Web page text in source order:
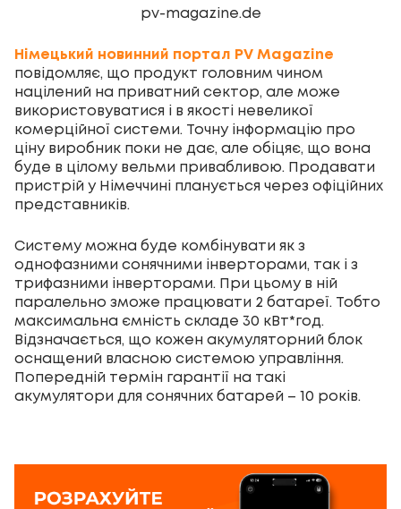
pv-magazine.de
Німецький новинний портал PV Magazine
повідомляє, що продукт головним чином
націлений на приватний сектор, але може
використовуватися і в якості невеликої
комерційної системи. Точну інформацію про
ціну виробник поки не дає, але обіцяє, що вона
буде в цілому вельми привабливою. Продавати
пристрій у Німеччині планується через офіційних
представників.
Систему можна буде комбінувати як з
однофазними сонячними інверторами, так і з
трифазними інверторами. При цьому в ній
паралельно зможе працювати 2 батареї. Тобто
максимальна ємність складе 30 кВт*год.
Відзначається, що кожен акумуляторний блок
оснащений власною системою управління.
Попередній термін гарантії на такі
акумулятори для сонячних батарей – 10 років.